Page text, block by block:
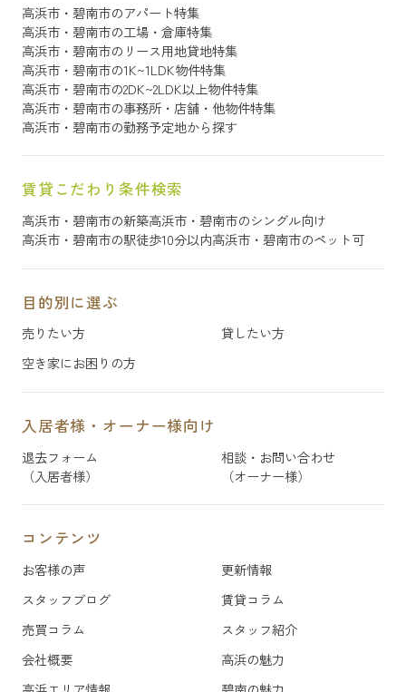
高浜市・碧南市のアパート特集
高浜市・碧南市の工場・倉庫特集
高浜市・碧南市のリース用地貸地特集
高浜市・碧南市の1K~1LDK物件特集
高浜市・碧南市の2DK~2LDK以上物件特集
高浜市・碧南市の事務所・店舗・他物件特集
高浜市・碧南市の勤務予定地から探す
賃貸こだわり条件検索
高浜市・碧南市の新築高浜市・碧南市のシングル向け
高浜市・碧南市の駅徒歩10分以内高浜市・碧南市のペット可
目的別に選ぶ
売りたい方
貸したい方
空き家にお困りの方
入居者様・オーナー様向け
退去フォーム
（入居者様）
相談・お問い合わせ
（オーナー様）
コンテンツ
お客様の声
更新情報
スタッフブログ
賃貸コラム
売買コラム
スタッフ紹介
会社概要
高浜の魅力